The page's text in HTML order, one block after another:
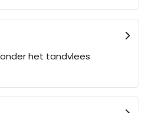
het tandvlees